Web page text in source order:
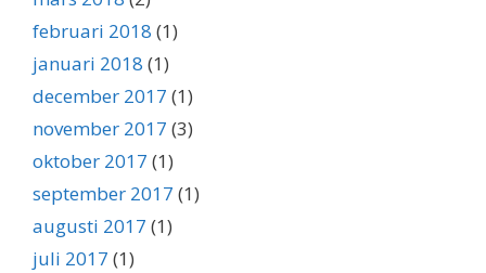
februari 2018 (1)
januari 2018 (1)
december 2017 (1)
november 2017 (3)
oktober 2017 (1)
september 2017 (1)
augusti 2017 (1)
juli 2017 (1)